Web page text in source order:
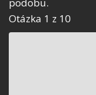
Otázka 1 z 10